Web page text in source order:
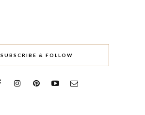
SUBSCRIBE & FOLLOW